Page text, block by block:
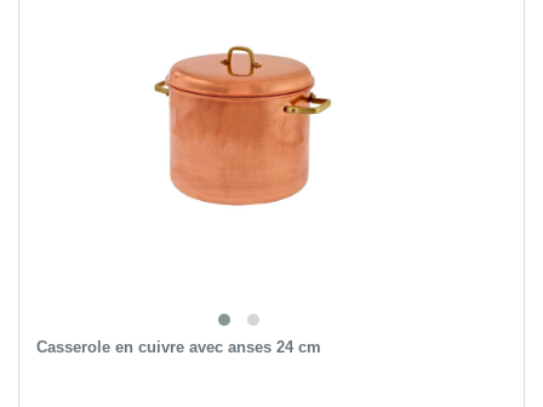
Casserole en cuivre avec anses 24 cm